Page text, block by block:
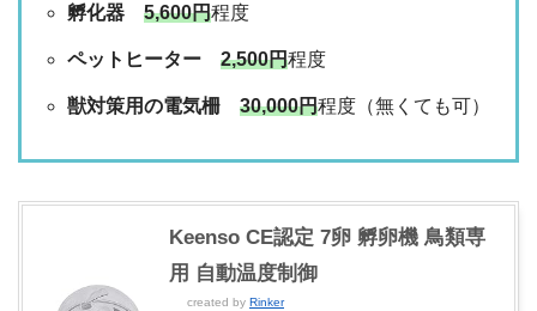
孵化器 5,600円程度
ペットヒーター 2,500円程度
獣対策用の電気柵 30,000円程度（無くても可）
Keenso CE認定 7卵 孵卵機 鳥類専
用 自動温度制御
created by Rinker